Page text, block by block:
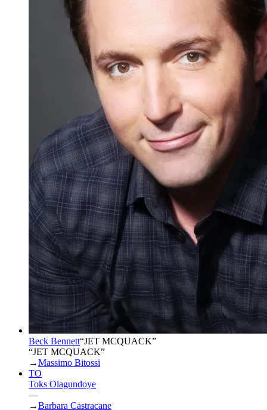
Beck Bennett“JET MCQUACK”
“JET MCQUACK”
→Massimo Bitossi
TO
Toks Olagundoye
—
→Barbara Castracane